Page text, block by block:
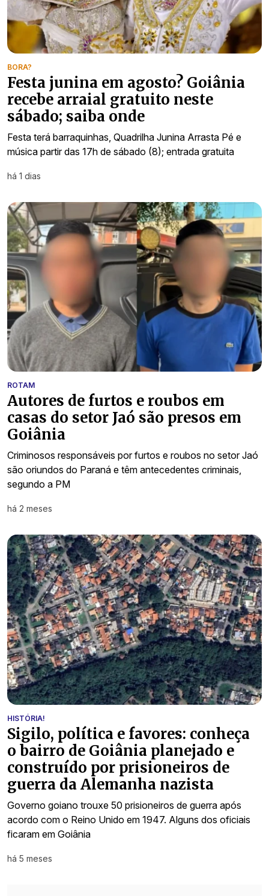
BORA?
Festa junina em agosto? Goiânia
recebe arraial gratuito neste
sábado; saiba onde
Festa terá barraquinhas, Quadrilha Junina Arrasta Pé e
música partir das 17h de sábado (8); entrada gratuita
há 1 dias
ROTAM
Autores de furtos e roubos em
casas do setor Jaó são presos em
Goiânia
Criminosos responsáveis por furtos e roubos no setor Jaó
são oriundos do Paraná e têm antecedentes criminais,
segundo a PM
há 2 meses
HISTÓRIA!
Sigilo, política e favores: conheça
o bairro de Goiânia planejado e
construído por prisioneiros de
guerra da Alemanha nazista
Governo goiano trouxe 50 prisioneiros de guerra após
acordo com o Reino Unido em 1947. Alguns dos oficiais
ficaram em Goiânia
há 5 meses